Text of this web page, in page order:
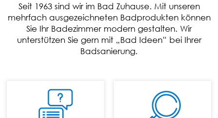
Seit 1963 sind wir im Bad Zuhause. Mit unseren
mehrfach ausgezeichneten Badprodukten können
Sie Ihr Badezimmer modern gestalten. Wir
unterstützen Sie gern mit „Bad Ideen“ bei Ihrer
Badsanierung.
TELEFON: